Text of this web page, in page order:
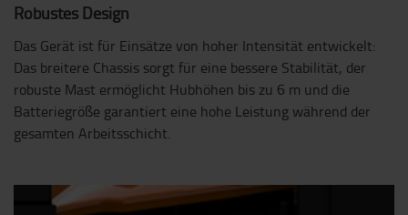
Robustes Design
Das Gerät ist für Einsätze von hoher Intensität entwickelt:
Das breitere Chassis sorgt für eine bessere Stabilität, der
robuste Mast ermöglicht Hubhöhen bis zu 6 m und die
Batteriegröße garantiert eine hohe Leistung während der
gesamten Arbeitsschicht.